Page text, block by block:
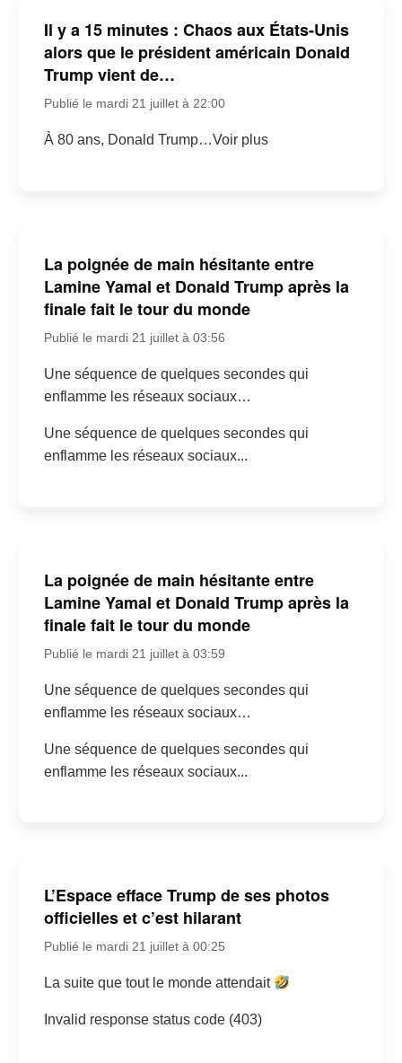
Il y a 15 minutes : Chaos aux États-Unis
alors que le président américain Donald
Trump vient de…
Publié le mardi 21 juillet à 22:00
À 80 ans, Donald Trump…Voir plus
La poignée de main hésitante entre
Lamine Yamal et Donald Trump après la
finale fait le tour du monde
Publié le mardi 21 juillet à 03:56
Une séquence de quelques secondes qui
enflamme les réseaux sociaux…
Une séquence de quelques secondes qui
enflamme les réseaux sociaux...
La poignée de main hésitante entre
Lamine Yamal et Donald Trump après la
finale fait le tour du monde
Publié le mardi 21 juillet à 03:59
Une séquence de quelques secondes qui
enflamme les réseaux sociaux…
Une séquence de quelques secondes qui
enflamme les réseaux sociaux...
L’Espace efface Trump de ses photos
officielles et c’est hilarant
Publié le mardi 21 juillet à 00:25
La suite que tout le monde attendait
Invalid response status code (403)